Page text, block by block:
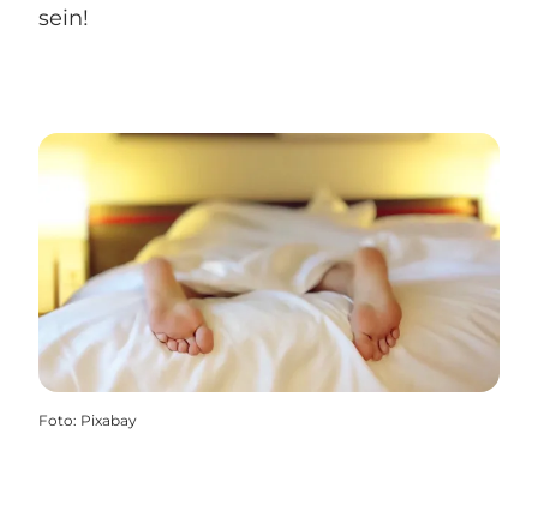
sein!
Foto: Pixabay